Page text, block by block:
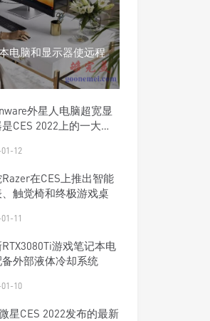
电脑和显示器使远程
外星人电脑超宽显
CES 2022上的一大亮
12
在CES上推出智能
触觉椅和终极游戏桌
11
游戏笔记本电
备外部液体冷却系统
10
星CES 2022发布的最新